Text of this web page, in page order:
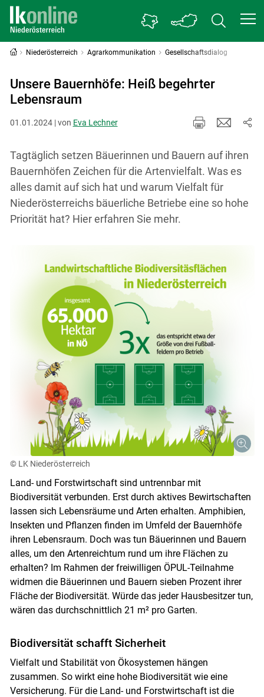
Skip to main content
Niederösterreich Agrarkommunikation Gesellschaftsdialog
Unsere Bauernhöfe: Heiß begehrter
Lebensraum
01.01.2024 | von Eva Lechner
Tagtäglich setzen Bäuerinnen und Bauern auf ihren
Bauernhöfen Zeichen für die Artenvielfalt. Was es
alles damit auf sich hat und warum Vielfalt für
Niederösterreichs bäuerliche Betriebe eine so hohe
Priorität hat? Hier erfahren Sie mehr.
© LK Niederösterreich
Land- und Forstwirtschaft sind untrennbar mit
Biodiversität verbunden. Erst durch aktives Bewirtschaften
lassen sich Lebensräume und Arten erhalten. Amphibien,
Insekten und Pflanzen finden im Umfeld der Bauernhöfe
ihren Lebensraum. Doch was tun Bäuerinnen und Bauern
alles, um den Artenreichtum rund um ihre Flächen zu
erhalten? Im Rahmen der freiwilligen ÖPUL-Teilnahme
widmen die Bäuerinnen und Bauern sieben Prozent ihrer
Fläche der Biodiversität. Würde das jeder Hausbesitzer tun,
wären das durchschnittlich 21 m² pro Garten.
Biodiversität schafft Sicherheit
Vielfalt und Stabilität von Ökosystemen hängen
zusammen. So wirkt eine hohe Biodiversität wie eine
Versicherung. Für die Land- und Forstwirtschaft ist die